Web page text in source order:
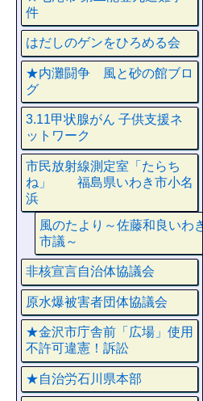
件
はだしのゲンをひろめる会
★内灘闘争 風と砂の館ブロ
グ
3.11甲状腺がん 子供支援ネ
ットワーク
市民放射線測定室「たらち
ね」 福島県いわき市小名
浜
風のたより～佐藤和良いわき
市議～
非核宣言自治体協議会
原水爆被害者団体協議会
★金沢市庁舎前「広場」使用
不許可違憲！訴訟
★自治労石川県本部